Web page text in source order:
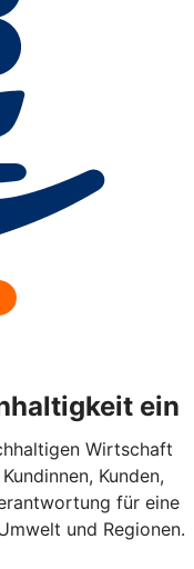
ein
Wirtschaft
Kunden,
für eine
und Regionen.